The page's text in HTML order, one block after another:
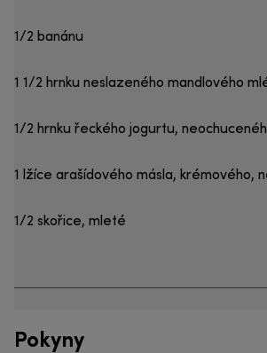
1/2 banánu
1 1/2 hrnku neslazeného mandlového
1/2 hrnku řeckého jogurtu,
1 lžíce arašídového másla, krémového,
1/2 skořice, mleté
Pokyny